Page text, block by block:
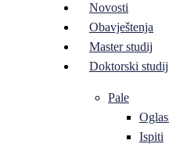
Novosti
Obavještenja
Master studij
Doktorski studij
Pale
Ispiti